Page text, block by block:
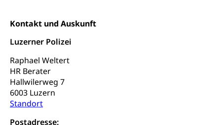
Kontakt und Auskunft
Luzerner Polizei
Raphael Weltert
HR Berater
Hallwilerweg 7
6003 Luzern
Standort
Postadresse:
internationale Erschöpfung, Preisabsprache, Kartell,
Cassis-deDijon-Prinzip
Lebensmittelkontrolle und
Unfallversicherung, Berufsunfallversicherung,
Krankheit, Unfall, Prämienverbilligung,
Krankenkasse
Prämienverbilligung (WAS Luzern)
Lebensmittelsicherheit
sichere Lebensmittel, Lebensmittelkontrolle,